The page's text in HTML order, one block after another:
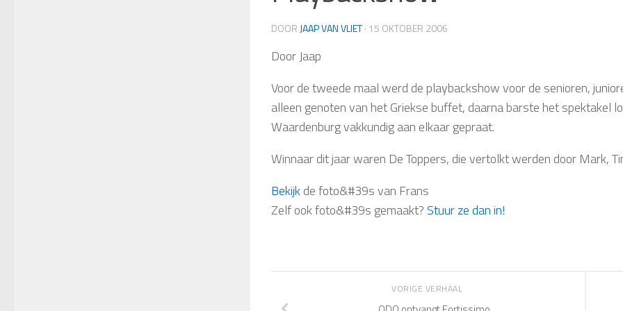
DOOR JAAP VAN VLIET· 15 OKTOBER 2006
Door Jaap
Voor de tweede maal werd de playbackshow voor de senioren,
alleen genoten van het Griekse buffet, daarna barste het spektakel
Waardenburg vakkundig aan elkaar gepraat.
Winnaar dit jaar waren De Toppers, die vertolkt werden door Mark,
Bekijkde foto&#39s van Frans
Zelf ook foto&#39s gemaakt?Stuur ze dan in!
VORIGE VERHAAL